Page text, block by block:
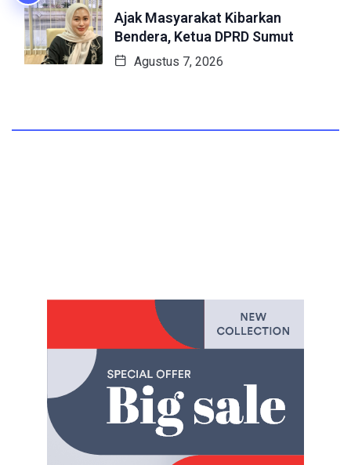
Ajak Masyarakat Kibarkan
Bendera, Ketua DPRD Sumut
Agustus 7, 2026